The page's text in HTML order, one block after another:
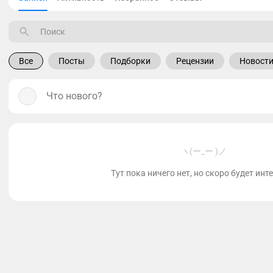
Все Посты Подборки Рецензии Новости
Что нового?
ヽ(ー_ー )ノ
Тут пока ничего нет, но скоро будет